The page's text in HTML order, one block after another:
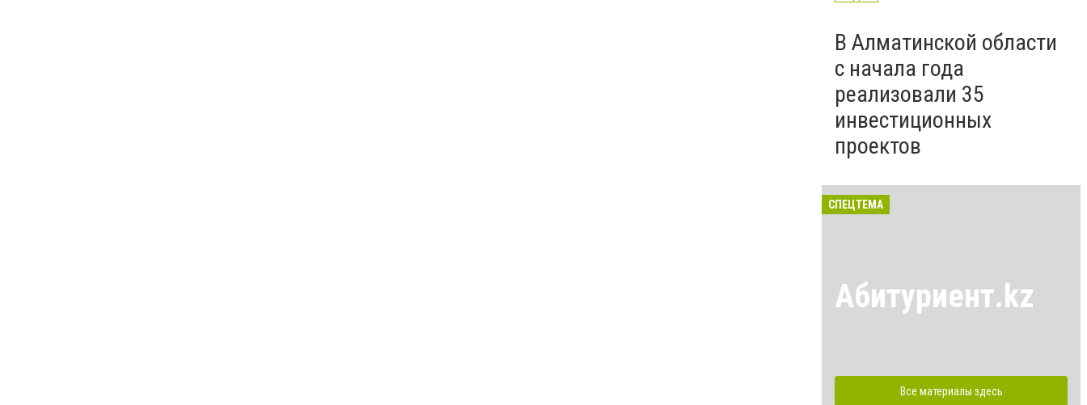
В Алматинской области
с начала года
реализовали 35
инвестиционных
проектов
СПЕЦТЕМА
Абитуриент.kz
Все материалы здесь